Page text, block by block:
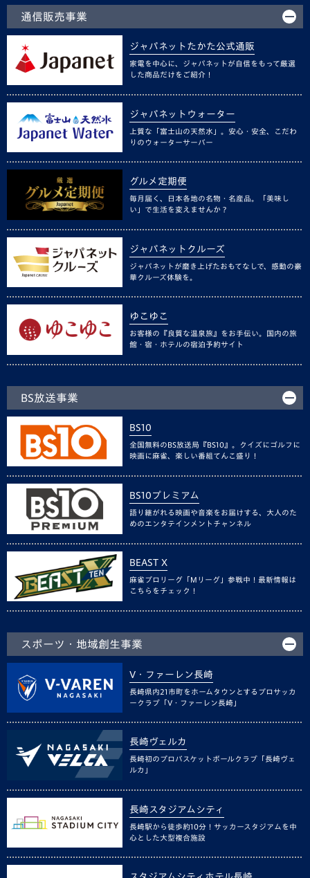
通信販売事業
ジャパネットたかた公式通販
家電を中心に、ジャパネットが自信をもって厳選
した商品だけをご紹介！
ジャパネットウォーター
上質な「富士山の天然水」。安心・安全、こだわ
りのウォーターサーバー
グルメ定期便
毎月届く、日本各地の名物・名産品。「美味し
い」で生活を変えませんか？
ジャパネットクルーズ
ジャパネットが磨き上げたおもてなしで、感動の豪
華クルーズ体験を。
ゆこゆこ
お客様の『良質な温泉旅』をお手伝い。国内の旅
館・宿・ホテルの宿泊予約サイト
BS放送事業
BS10
全国無料のBS放送局『BS10』。クイズにゴルフに
映画に麻雀、楽しい番組てんこ盛り！
BS10プレミアム
語り継がれる映画や音楽をお届けする、大人のた
めのエンタテインメントチャンネル
BEAST X
麻雀プロリーグ「Mリーグ」参戦中！最新情報は
こちらをチェック！
スポーツ・地域創生事業
V・ファーレン長崎
長崎県内21市町をホームタウンとするプロサッカ
ークラブ「V・ファーレン長崎」
長崎ヴェルカ
長崎初のプロバスケットボールクラブ「長崎ヴェ
ルカ」
長崎スタジアムシティ
長崎駅から徒歩約10分！サッカースタジアムを中
心とした大型複合施設